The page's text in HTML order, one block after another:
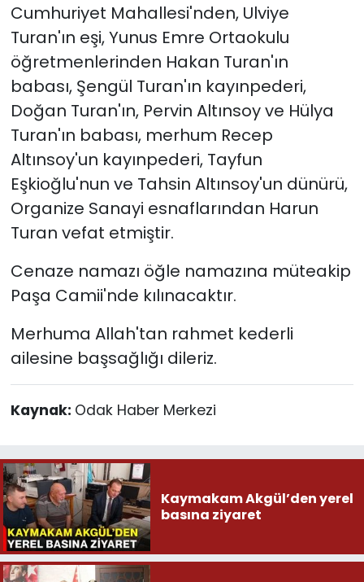
Cumhuriyet Mahallesi'nden, Ulviye
Turan'ın eşi, Yunus Emre Ortaokulu
öğretmenlerinden Hakan Turan'ın
babası, Şengül Turan'ın kayınpederi,
Doğan Turan'ın, Pervin Altınsoy ve Hülya
Turan'ın babası, merhum Recep
Altınsoy'un kayınpederi, Tayfun
Eşkioğlu'nun ve Tahsin Altınsoy'un dünürü,
Organize Sanayi esnaflarından Harun
Turan vefat etmiştir.
Cenaze namazı öğle namazına müteakip
Paşa Camii'nde kılınacaktır.
Merhuma Allah'tan rahmet kederli
ailesine başsağlığı dileriz.
Kaynak: Odak Haber Merkezi
Kaymakam Akgül’den yerel
basına ziyaret